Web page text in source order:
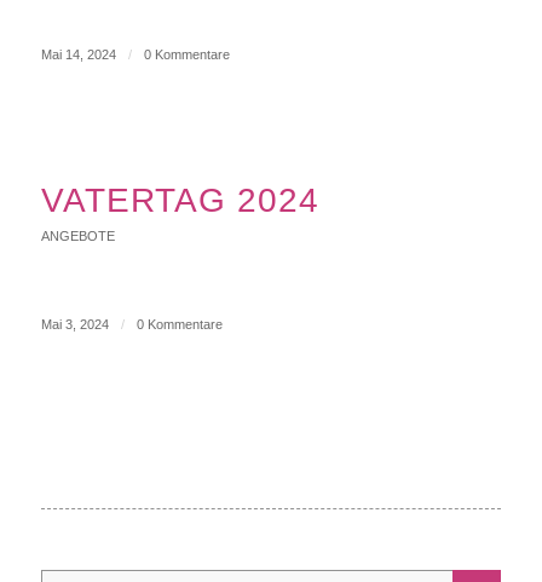
Mai 14, 2024 / 0 Kommentare
VATERTAG 2024
ANGEBOTE
Mai 3, 2024 / 0 Kommentare